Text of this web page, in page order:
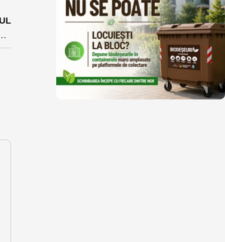
evaluate ieri în teren de ADR N-V. L-a impresionat pe Boloș